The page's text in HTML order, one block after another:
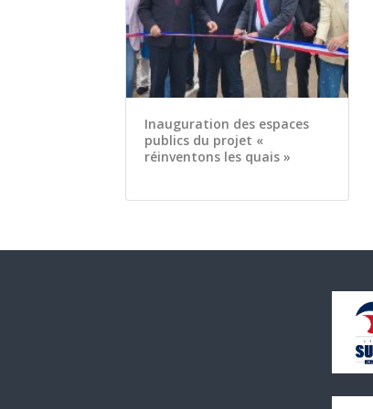
Inauguration des espaces
publics du projet «
réinventons les quais »